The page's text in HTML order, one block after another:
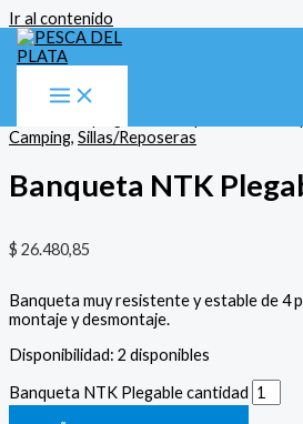
Ir al contenido
Camping, Sillas/Reposeras
Banqueta NTK
$ 26.480,85
Banqueta muy resistente y estable de 4
montaje y desmontaje.
Disponibilidad: 2 disponibles
Banqueta NTK Plegable cantidad